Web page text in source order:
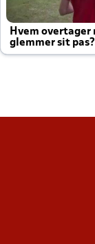
Hvem overtager
glemmer sit
altid til efter